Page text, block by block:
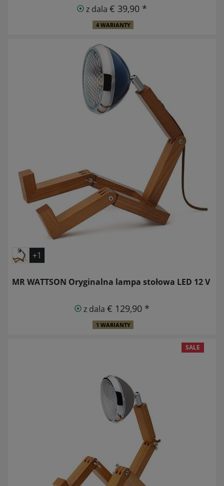
z dala € 39,90 *
4 WARIANTY
+1
MR WATTSON Oryginalna lampa stołowa LED 12 V
z dala € 129,90 *
1 WARIANTY
SALE